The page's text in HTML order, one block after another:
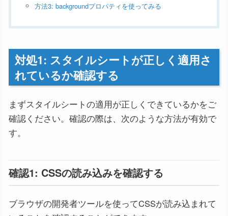
方法3: backgroundプロパティを使ってみる
対処1: スタイルシートが正しく適用さ
れているか確認する
まずスタイルシートの適用が正しくできているかをご
確認ください。確認の際は、次のような方法が有効で
す。
確認1: CSSの読み込みを確認する
ブラウザの開発者ツールを使ってCSSが読み込まれて